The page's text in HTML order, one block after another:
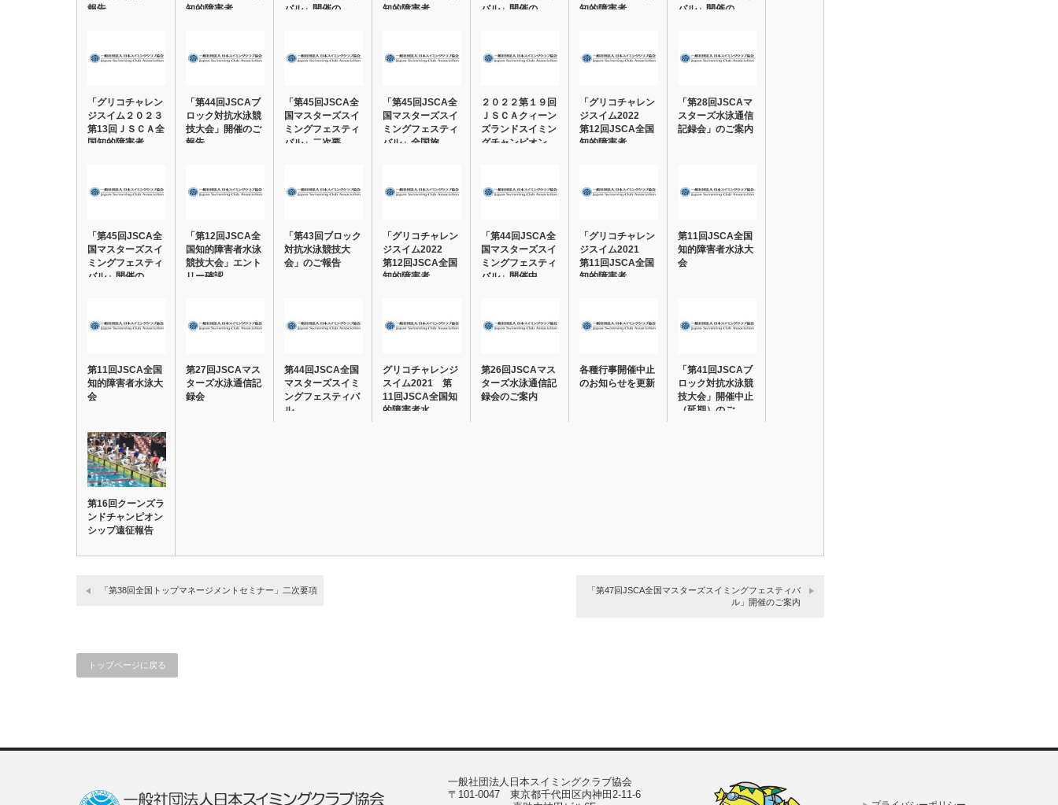
報告
知的障害者…
バル」開催の…
知的障害者…
バル」開催の…
知的障害者…
バル」開催の…
「グリコチャレン
ジスイム２０２３
第13回ＪＳＣＡ全
国知的障害者…
「第44回JSCAブ
ロック対抗水泳競
技大会」開催のご
報告
「第45回JSCA全
国マスターズスイ
ミングフェスティ
バル」二次要…
「第45回JSCA全
国マスターズスイ
ミングフェスティ
バル」全国旅…
２０２２第１９回
ＪＳＣＡクィーン
ズランドスイミン
グチャンピオン
「グリコチャレン
ジスイム2022
第12回JSCA全国
知的障害者…
「第28回JSCAマ
スターズ水泳通信
記録会」のご案内
「第45回JSCA全
国マスターズスイ
ミングフェスティ
バル」開催の…
「第12回JSCA全
国知的障害者水泳
競技大会」エント
リー確認
「第43回ブロック
対抗水泳競技大
会」のご報告
「グリコチャレン
ジスイム2022
第12回JSCA全国
知的障害者…
「第44回JSCA全
国マスターズスイ
ミングフェスティ
バル」開催中…
「グリコチャレン
ジスイム2021
第11回JSCA全国
知的障害者…
第11回JSCA全国
知的障害者水泳大
会
第11回JSCA全国
知的障害者水泳大
会
第27回JSCAマス
ターズ水泳通信記
録会
第44回JSCA全国
マスターズスイミ
ングフェスティバ
ル
グリコチャレンジ
スイム2021 第
11回JSCA全国知
的障害者水…
第26回JSCAマス
ターズ水泳通信記
録会のご案内
各種行事開催中止
のお知らせを更新
「第41回JSCAブ
ロック対抗水泳競
技大会」開催中止
（延期）のご…
第16回クーンズラ
ンドチャンピオン
シップ遠征報告
「第38回全国トップマネージメントセミナー」二次要項
「第47回JSCA全国マスターズスイミングフェスティバ
ル」開催のご案内
トップページに戻る